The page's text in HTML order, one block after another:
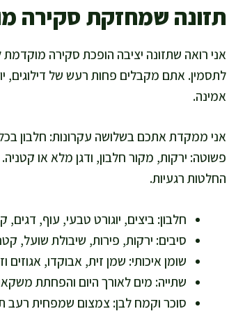
תזונה שמחזקת סקירה
אני רואה שתזונה יציבה הופכת סקירה
לתסמין. אתם מקבלים פחות רעש של דילוגים,
אמינה.
אני ממקדת אתכם בשלושה עקרונות: חלבון בכל
פשוטה: ירקות, מקור חלבון, ודגן מלא או
החלטות רגעיות.
חלבון: ביצים, יוגורט טבעי, עוף, דגים,
סיבים: ירקות, פירות, שיבולת שועל,
שומן איכותי: שמן זית, אבוקדו, אגוזים
שתייה: מים לאורך היום והפחתת
סוכר וקמח לבן: צמצום שמפחית רעב